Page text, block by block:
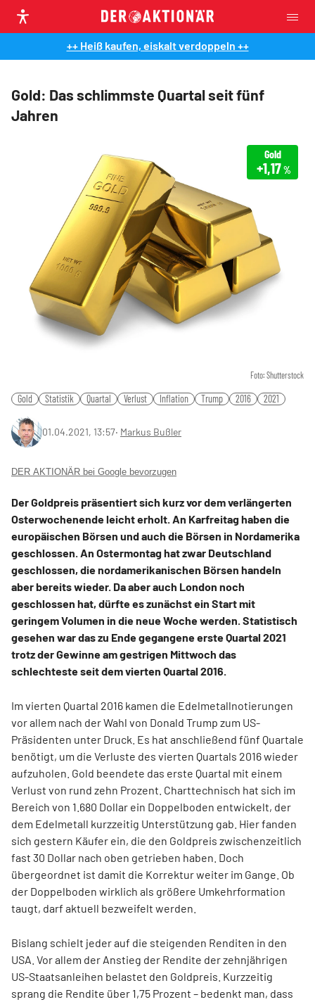
++ Heiß kaufen, eiskalt verdoppeln ++
Gold: Das schlimmste Quartal seit fünf
Jahren
Foto: Shutterstock
Gold
+1,17%
Gold Statistik Quartal Verlust Inflation Trump 2016 2021
01.04.2021, 13:57‧ Markus Bußler
DER AKTIONÄR bei Google bevorzugen
Der Goldpreis präsentiert sich kurz vor dem verlängerten
Osterwochenende leicht erholt. An Karfreitag haben die
europäischen Börsen und auch die Börsen in Nordamerika
geschlossen. An Ostermontag hat zwar Deutschland
geschlossen, die nordamerikanischen Börsen handeln
aber bereits wieder. Da aber auch London noch
geschlossen hat, dürfte es zunächst ein Start mit
geringem Volumen in die neue Woche werden. Statistisch
gesehen war das zu Ende gegangene erste Quartal 2021
trotz der Gewinne am gestrigen Mittwoch das
schlechteste seit dem vierten Quartal 2016.
Im vierten Quartal 2016 kamen die Edelmetallnotierungen
vor allem nach der Wahl von Donald Trump zum US-
Präsidenten unter Druck. Es hat anschließend fünf Quartale
benötigt, um die Verluste des vierten Quartals 2016 wieder
aufzuholen. Gold beendete das erste Quartal mit einem
Verlust von rund zehn Prozent. Charttechnisch hat sich im
Bereich von 1.680 Dollar ein Doppelboden entwickelt, der
dem Edelmetall kurzzeitig Unterstützung gab. Hier fanden
sich gestern Käufer ein, die den Goldpreis zwischenzeitlich
fast 30 Dollar nach oben getrieben haben. Doch
übergeordnet ist damit die Korrektur weiter im Gange. Ob
der Doppelboden wirklich als größere Umkehrformation
taugt, darf aktuell bezweifelt werden.
Bislang schielt jeder auf die steigenden Renditen in den
USA. Vor allem der Anstieg der Rendite der zehnjährigen
US-Staatsanleihen belastet den Goldpreis. Kurzzeitig
sprang die Rendite über 1,75 Prozent – bedenkt man, dass